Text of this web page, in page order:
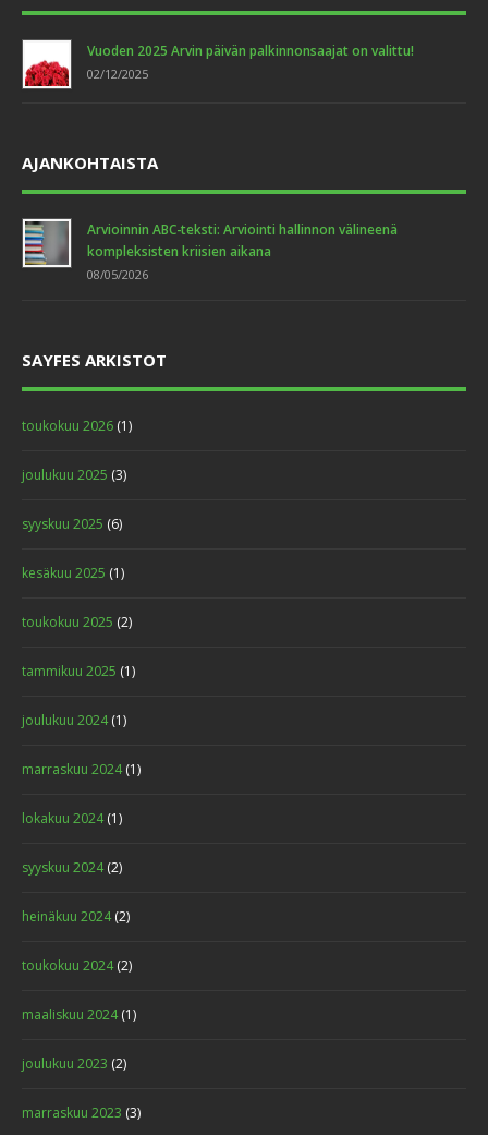
Vuoden 2025 Arvin päivän palkinnonsaajat on valittu!
02/12/2025
AJANKOHTAISTA
Arvioinnin ABC-teksti: Arviointi hallinnon välineenä
kompleksisten kriisien aikana
08/05/2026
SAYFES ARKISTOT
toukokuu 2026 (1)
joulukuu 2025 (3)
syyskuu 2025 (6)
kesäkuu 2025 (1)
toukokuu 2025 (2)
tammikuu 2025 (1)
joulukuu 2024(1)
marraskuu 2024(1)
lokakuu 2024(1)
syyskuu 2024(2)
heinäkuu 2024(2)
toukokuu 2024(2)
maaliskuu 2024(1)
joulukuu 2023 (2)
marraskuu 2023 (3)